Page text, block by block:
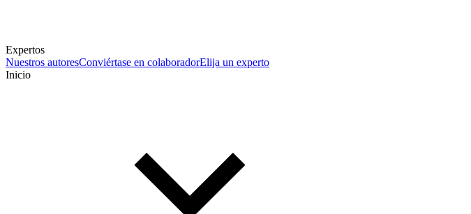
Expertos
Nuestros autoresConviértase en colaboradorElija un experto
Inicio